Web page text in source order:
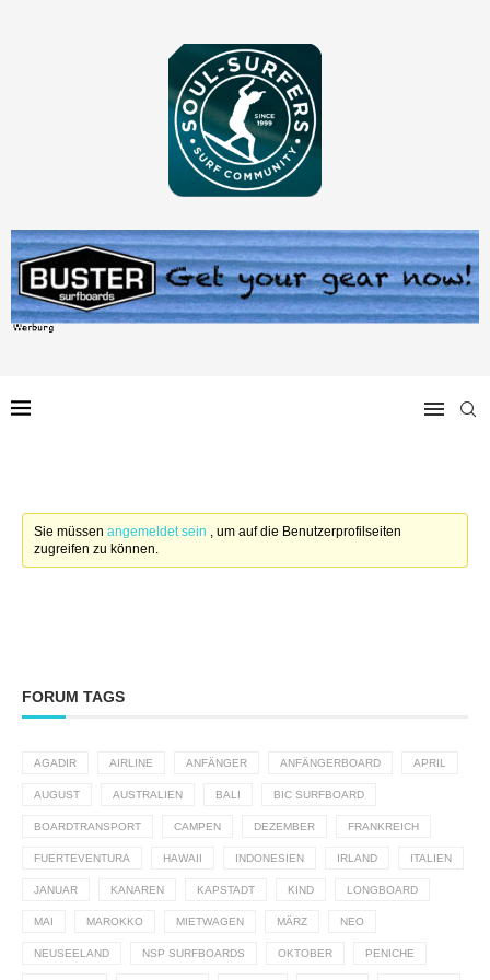
Sie müssenangemeldet sein , um auf die Benutzerprofilseiten
zugreifen zu können.
FORUM TAGS
AGADIR AIRLINE ANFÄNGER ANFÄNGERBOARD APRIL
AUGUST AUSTRALIEN BALI BIC SURFBOARD
BOARDTRANSPORT CAMPEN DEZEMBER FRANKREICH
FUERTEVENTURA HAWAII INDONESIEN IRLAND ITALIEN
JANUAR KANAREN KAPSTADT KIND LONGBOARD
MAI MAROKKO MIETWAGEN MÄRZ NEO
NEUSEELAND NSP SURFBOARDS OKTOBER PENICHE